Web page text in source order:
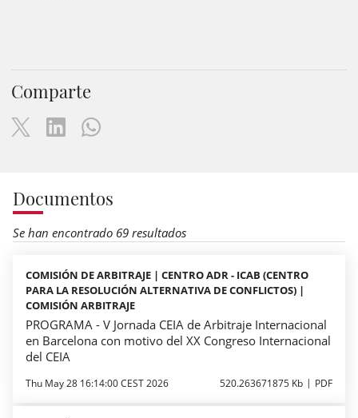
Comparte
Documentos
Se han encontrado 69 resultados
COMISIÓN DE ARBITRAJE | CENTRO ADR - ICAB (CENTRO
PARA LA RESOLUCIÓN ALTERNATIVA DE CONFLICTOS) |
COMISIÓN ARBITRAJE
PROGRAMA - V Jornada CEIA de Arbitraje Internacional
en Barcelona con motivo del XX Congreso Internacional
del CEIA
Thu May 28 16:14:00 CEST 2026 520.263671875 Kb PDF